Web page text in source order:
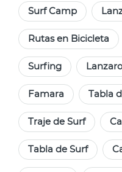
Surf Camp
Rutas en Bicicleta
Surfing
Famara Tabla
Traje de Surf
Tabla de Surf